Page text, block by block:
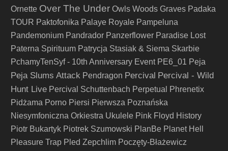
Ornette Over The Under Owls Woods Graves Padaka
TOUR Paktofonika Palaye Royale Pampeluna
Pandemonium Pandrador Panzerflower Paradise Lost
Paterna Spirituum Patrycja Stasiak & Siema Skarbie
PchamyTenSyf - 10th Anniversary Event PE6_01 Peja
Peja Slums Attack Pendragon Percival Percival - Wild
Hunt Live Percival Schuttenbach Perpetual
Phrenetix
Pidżama Porno Piersi Pierwsza Poznańska
Niesymfoniczna Orkiestra Ukulele Pink Floyd History
Piotr Bukartyk Piotrek Szumowski PlanBe Planet Hell
Pleasure Trap Pled Zepchlim Poczęty-Błażewicz